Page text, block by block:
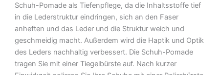
Schuh-Pomade als Tiefenpflege, da die Inhaltsstoffe tief
in die Lederstruktur eindringen, sich an den Faser
anheften und das Leder und die Struktur weich und
geschmeidig macht. Außerdem wird die Haptik und Optik
des Leders nachhaltig verbessert. Die Schuh-Pomade
tragen Sie mit einer Tiegelbürste auf. Nach kurzer